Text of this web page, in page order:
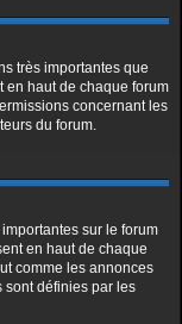
très importantes que
en haut de chaque forum
concernant les
du forum.
sur le forum
en haut de chaque
comme les annonces
sont définies par les